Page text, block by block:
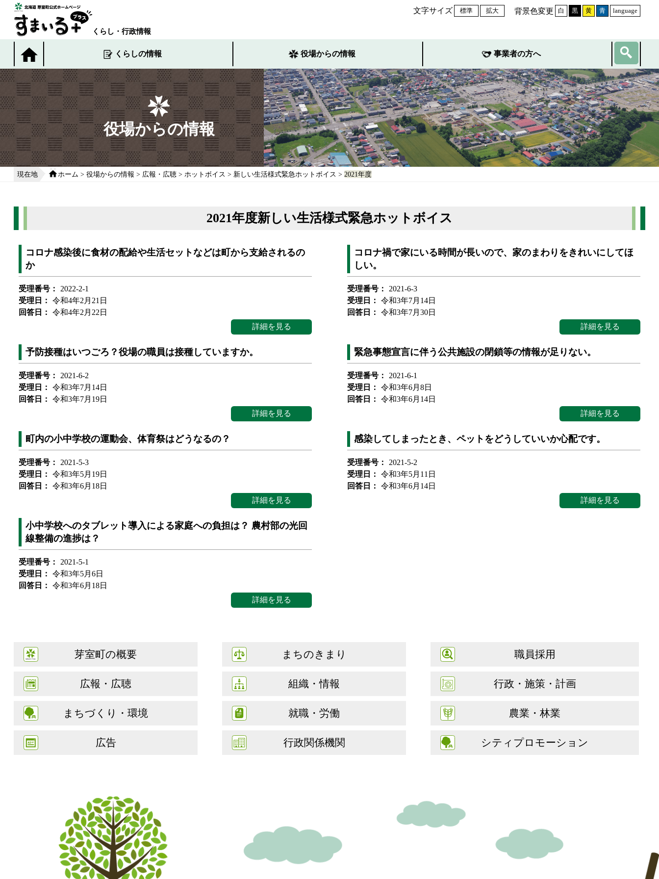
くらし・行政情報
文字サイズ 標準 拡大 背景色変更 白 黒 黄 青 language
くらしの情報 役場からの情報 事業者の方へ
役場からの情報
現在地 ホーム > 役場からの情報 > 広報・広聴 > ホットボイス > 新しい生活様式緊急ホットボイス > 2021年度
2021年度新しい生活様式緊急ホットボイス
コロナ感染後に食材の配給や生活セットなどは町から支給されるの
か
受理番号：
2022-2-1
受理日：
令和4年2月21日
回答日：
令和4年2月22日
詳細を見る
コロナ禍で家にいる時間が長いので、家のまわりをきれいにしてほ
しい。
受理番号：
2021-6-3
受理日：
令和3年7月14日
回答日：
令和3年7月30日
詳細を見る
予防接種はいつごろ？役場の職員は接種していますか。
受理番号：
2021-6-2
受理日：
令和3年7月14日
回答日：
令和3年7月19日
詳細を見る
緊急事態宣言に伴う公共施設の閉鎖等の情報が足りない。
受理番号：
2021-6-1
受理日：
令和3年6月8日
回答日：
令和3年6月14日
詳細を見る
町内の小中学校の運動会、体育祭はどうなるの？
受理番号：
2021-5-3
受理日：
令和3年5月19日
回答日：
令和3年6月18日
詳細を見る
感染してしまったとき、ペットをどうしていいか心配です。
受理番号：
2021-5-2
受理日：
令和3年5月11日
回答日：
令和3年6月14日
詳細を見る
小中学校へのタブレット導入による家庭への負担は？ 農村部の光回
線整備の進捗は？
受理番号：
2021-5-1
受理日：
令和3年5月6日
回答日：
令和3年6月18日
詳細を見る
芽室町の概要 まちのきまり 職員採用
広報・広聴 組織・情報 行政・施策・計画
まちづくり・環境 就職・労働 農業・林業
広告 行政関係機関 シティプロモーション